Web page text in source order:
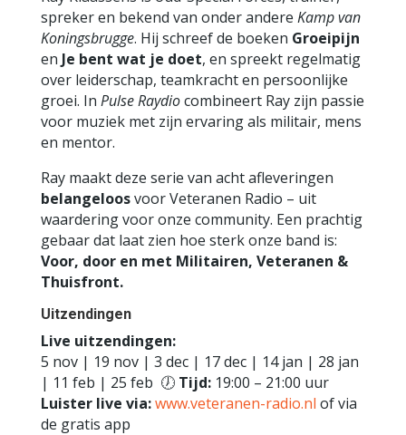
spreker en bekend van onder andere Kamp van
Koningsbrugge. Hij schreef de boeken Groeipijn
en Je bent wat je doet, en spreekt regelmatig
over leiderschap, teamkracht en persoonlijke
groei. In Pulse Raydiocombineert Ray zijn passie
voor muziek met zijn ervaring als militair, mens
en mentor.
Ray maakt deze serie van acht afleveringen
belangeloosvoor Veteranen Radio – uit
waardering voor onze community. Een prachtig
gebaar dat laat zien hoe sterk onze band is:
Voor, door en met Militairen, Veteranen &
Thuisfront.
Uitzendingen
Live uitzendingen:
5 nov | 19 nov | 3 dec | 17 dec | 14 jan | 28 jan
| 11 feb | 25 feb 🕖 Tijd:19:00 – 21:00 uur
Luister live via:www.veteranen-radio.nl of via
de gratis app